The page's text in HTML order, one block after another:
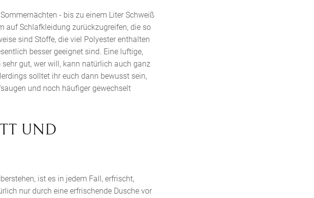
- bis zu einem Liter Schweiß
auf Schlafkleidung zurückzugreifen, die so
sind Stoffe, die viel Polyester enthalten
besser geeignet sind. Eine luftige,
gut, wer will, kann natürlich auch ganz
solltet ihr euch dann bewusst sein,
und noch häufiger gewechselt
UND
ist es in jedem Fall, erfrischt,
nur durch eine erfrischende Dusche vor